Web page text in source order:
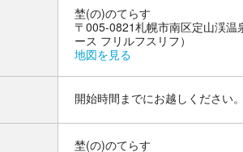
埜(の)のてらす
〒005-0821札幌市南区定山渓
ース フリルフスリフ）
地図を見る
開始時間までにお越しください。
埜(の)のてらす